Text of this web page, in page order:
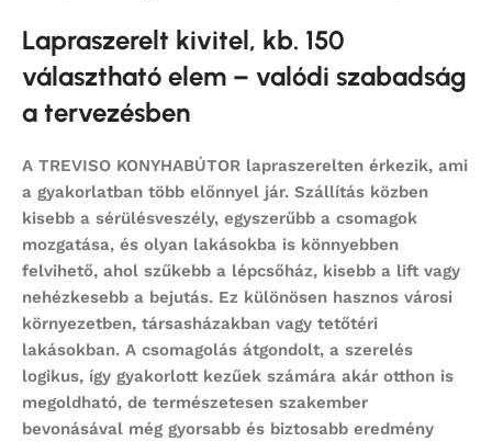
Lapraszerelt kivitel, kb. 150
választható elem – valódi szabadság
a tervezésben
A TREVISO KONYHABÚTOR lapraszerelten érkezik, ami
a gyakorlatban több előnnyel jár. Szállítás közben
kisebb a sérülésveszély, egyszerűbb a csomagok
mozgatása, és olyan lakásokba is könnyebben
felvihető, ahol szűkebb a lépcsőház, kisebb a lift vagy
nehézkesebb a bejutás. Ez különösen hasznos városi
környezetben, társasházakban vagy tetőtéri
lakásokban. A csomagolás átgondolt, a szerelés
logikus, így gyakorlott kezűek számára akár otthon is
megoldható, de természetesen szakember
bevonásával még gyorsabb és biztosabb eredmény